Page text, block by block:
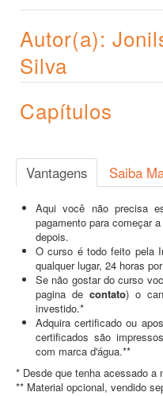
Autor(a):
Silva
Capítulos
Vantagens Saiba
Aqui você não precisa
pagamento para começar
depois.
O curso é todo feito pela
qualquer lugar, 24 horas
Se não gostar do curso
pagina de contato) o
investido.*
Adquira certificado ou
certificados são
com marca d'água.**
* Desde que tenha acessado a
** Material opcional, vendido